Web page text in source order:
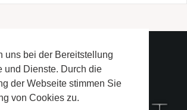
uns bei der Bereitstellung
und Dienste. Durch die
der Webseite stimmen Sie
von Cookies zu.